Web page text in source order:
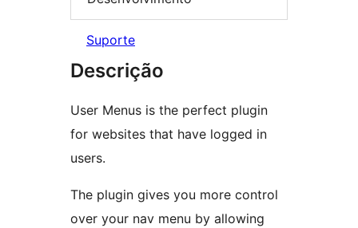
Suporte
Descrição
User Menus is the perfect plugin
for websites that have logged in
users.
The plugin gives you more control
over your nav menu by allowing